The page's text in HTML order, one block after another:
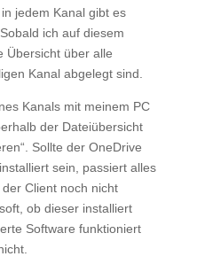
jedem Kanal gibt es
ich auf diesem
Übersicht über alle
Kanal abgelegt sind.
Kanals mit meinem PC
der Dateiübersicht
Sollte der OneDrive
sein, passiert alles
Client noch nicht
ob dieser installiert
Software funktioniert